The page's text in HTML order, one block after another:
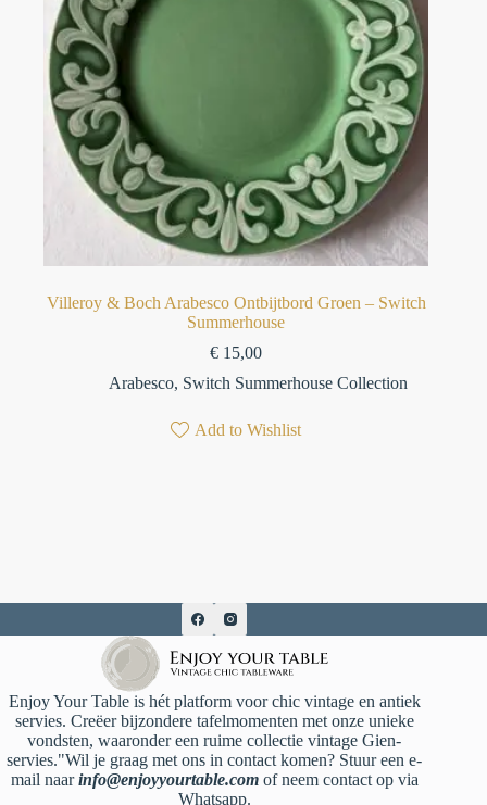
Villeroy & Boch Arabesco Ontbijtbord Groen – Switch
Summerhouse
€ 15,00
Arabesco, Switch Summerhouse Collection
Add to Wishlist
Enjoy Your Table is hét platform voor chic vintage en antiek
servies. Creëer bijzondere tafelmomenten met onze unieke
vondsten, waaronder een ruime collectie vintage Gien-
servies."Wil je graag met ons in contact komen? Stuur een e-
mail naarinfo@enjoyyourtable.comof neem contact op via
Whatsapp.